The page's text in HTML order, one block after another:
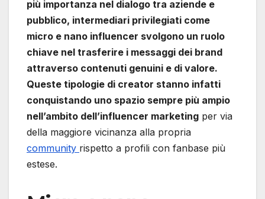
più importanza nel dialogo tra aziende e
pubblico, intermediari privilegiati come
micro e nano influencer svolgono un ruolo
chiave nel trasferire i messaggi dei brand
attraverso contenuti genuini e di valore.
Queste tipologie di creator stanno infatti
conquistando uno spazio sempre più ampio
nell’ambito dell’influencer marketing per via
della maggiore vicinanza alla propria
community rispetto a profili con fanbase più
estese.